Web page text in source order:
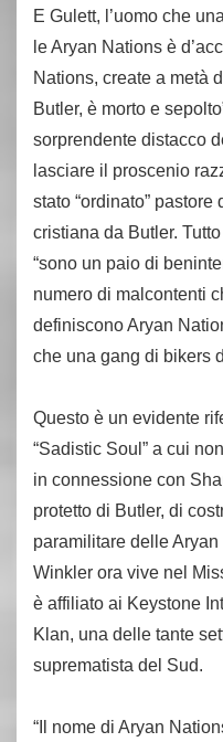
E Gulett, l’uomo che
le Aryan Nations è
Nations, create a metà
Butler, è morto e
sorprendente distacco
lasciare il proscenio
stato “ordinato”
cristiana da Butler.
“sono un paio di
numero di malcontenti
definiscono Aryan
che una gang di bikers
Questo è un evidente
“Sadistic Soul” a cui
in connessione con
protetto di Butler, di
paramilitare delle
Winkler ora vive nel
è affiliato ai Keystone
Klan, una delle tante
suprematista del Sud.
“Il nome di Aryan